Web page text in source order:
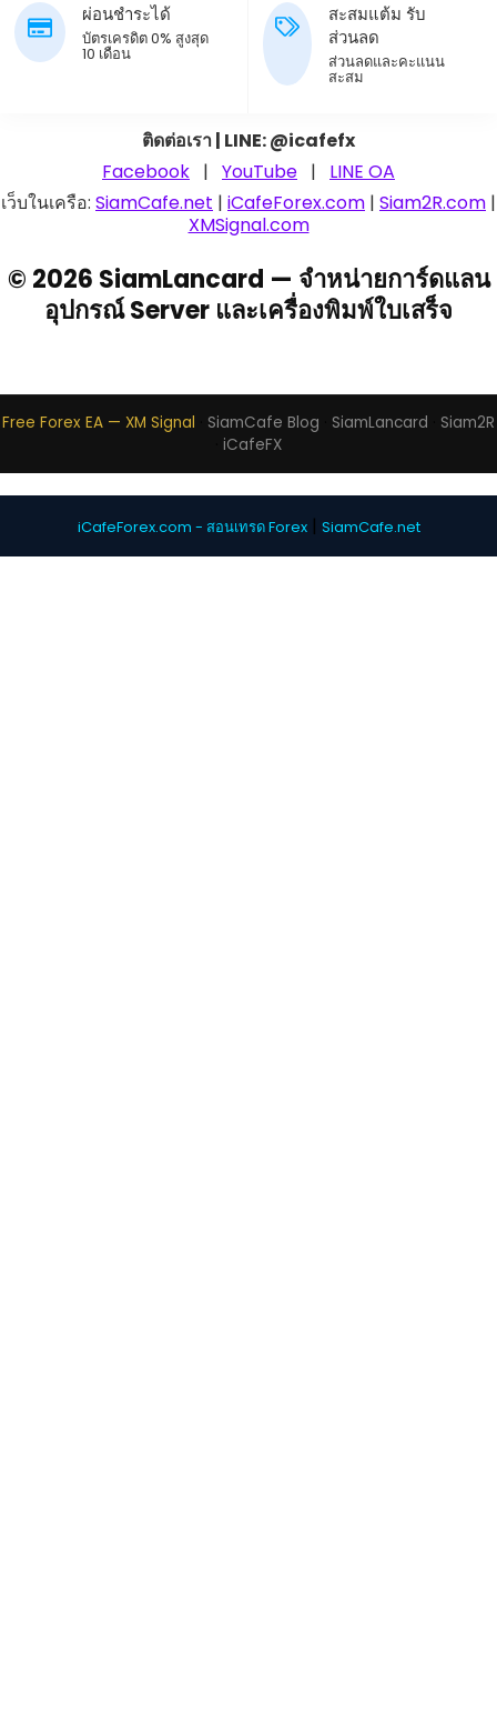
ผ่อนชำระได้
บัตรเครดิต 0% สูงสุด
10 เดือน
สะสมแต้ม รับ
ส่วนลด
ส่วนลดและคะแนน
สะสม
ติดต่อเรา | LINE: @icafefx
Facebook | YouTube |
LINE OA
เว็บในเครือ: SiamCafe.net | iCafeForex.com | Siam2R.com |
XMSignal.com
© 2026 SiamLancard — จำหน่ายการ์ดแลน
อุปกรณ์ Server และเครื่องพิมพ์ใบเสร็จ
Free Forex EA — XM Signal SiamCafe Blog SiamLancard
Siam2R
iCafeFX
iCafeForex.com - สอนเทรด Forex| SiamCafe.net